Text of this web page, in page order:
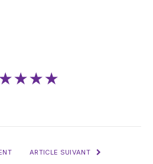
ARTICLE SUIVANT